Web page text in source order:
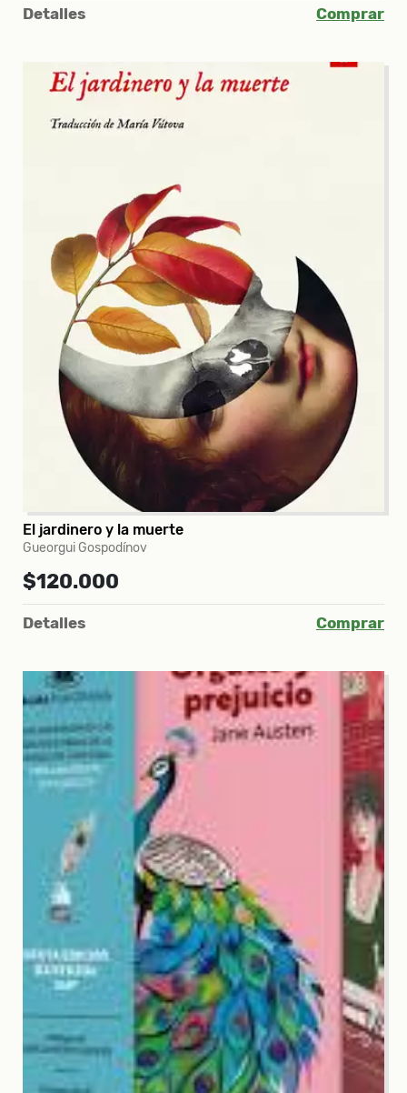
Detalles Comprar
El jardinero y la muerte
Gueorgui Gospodínov
$120.000
Detalles Comprar